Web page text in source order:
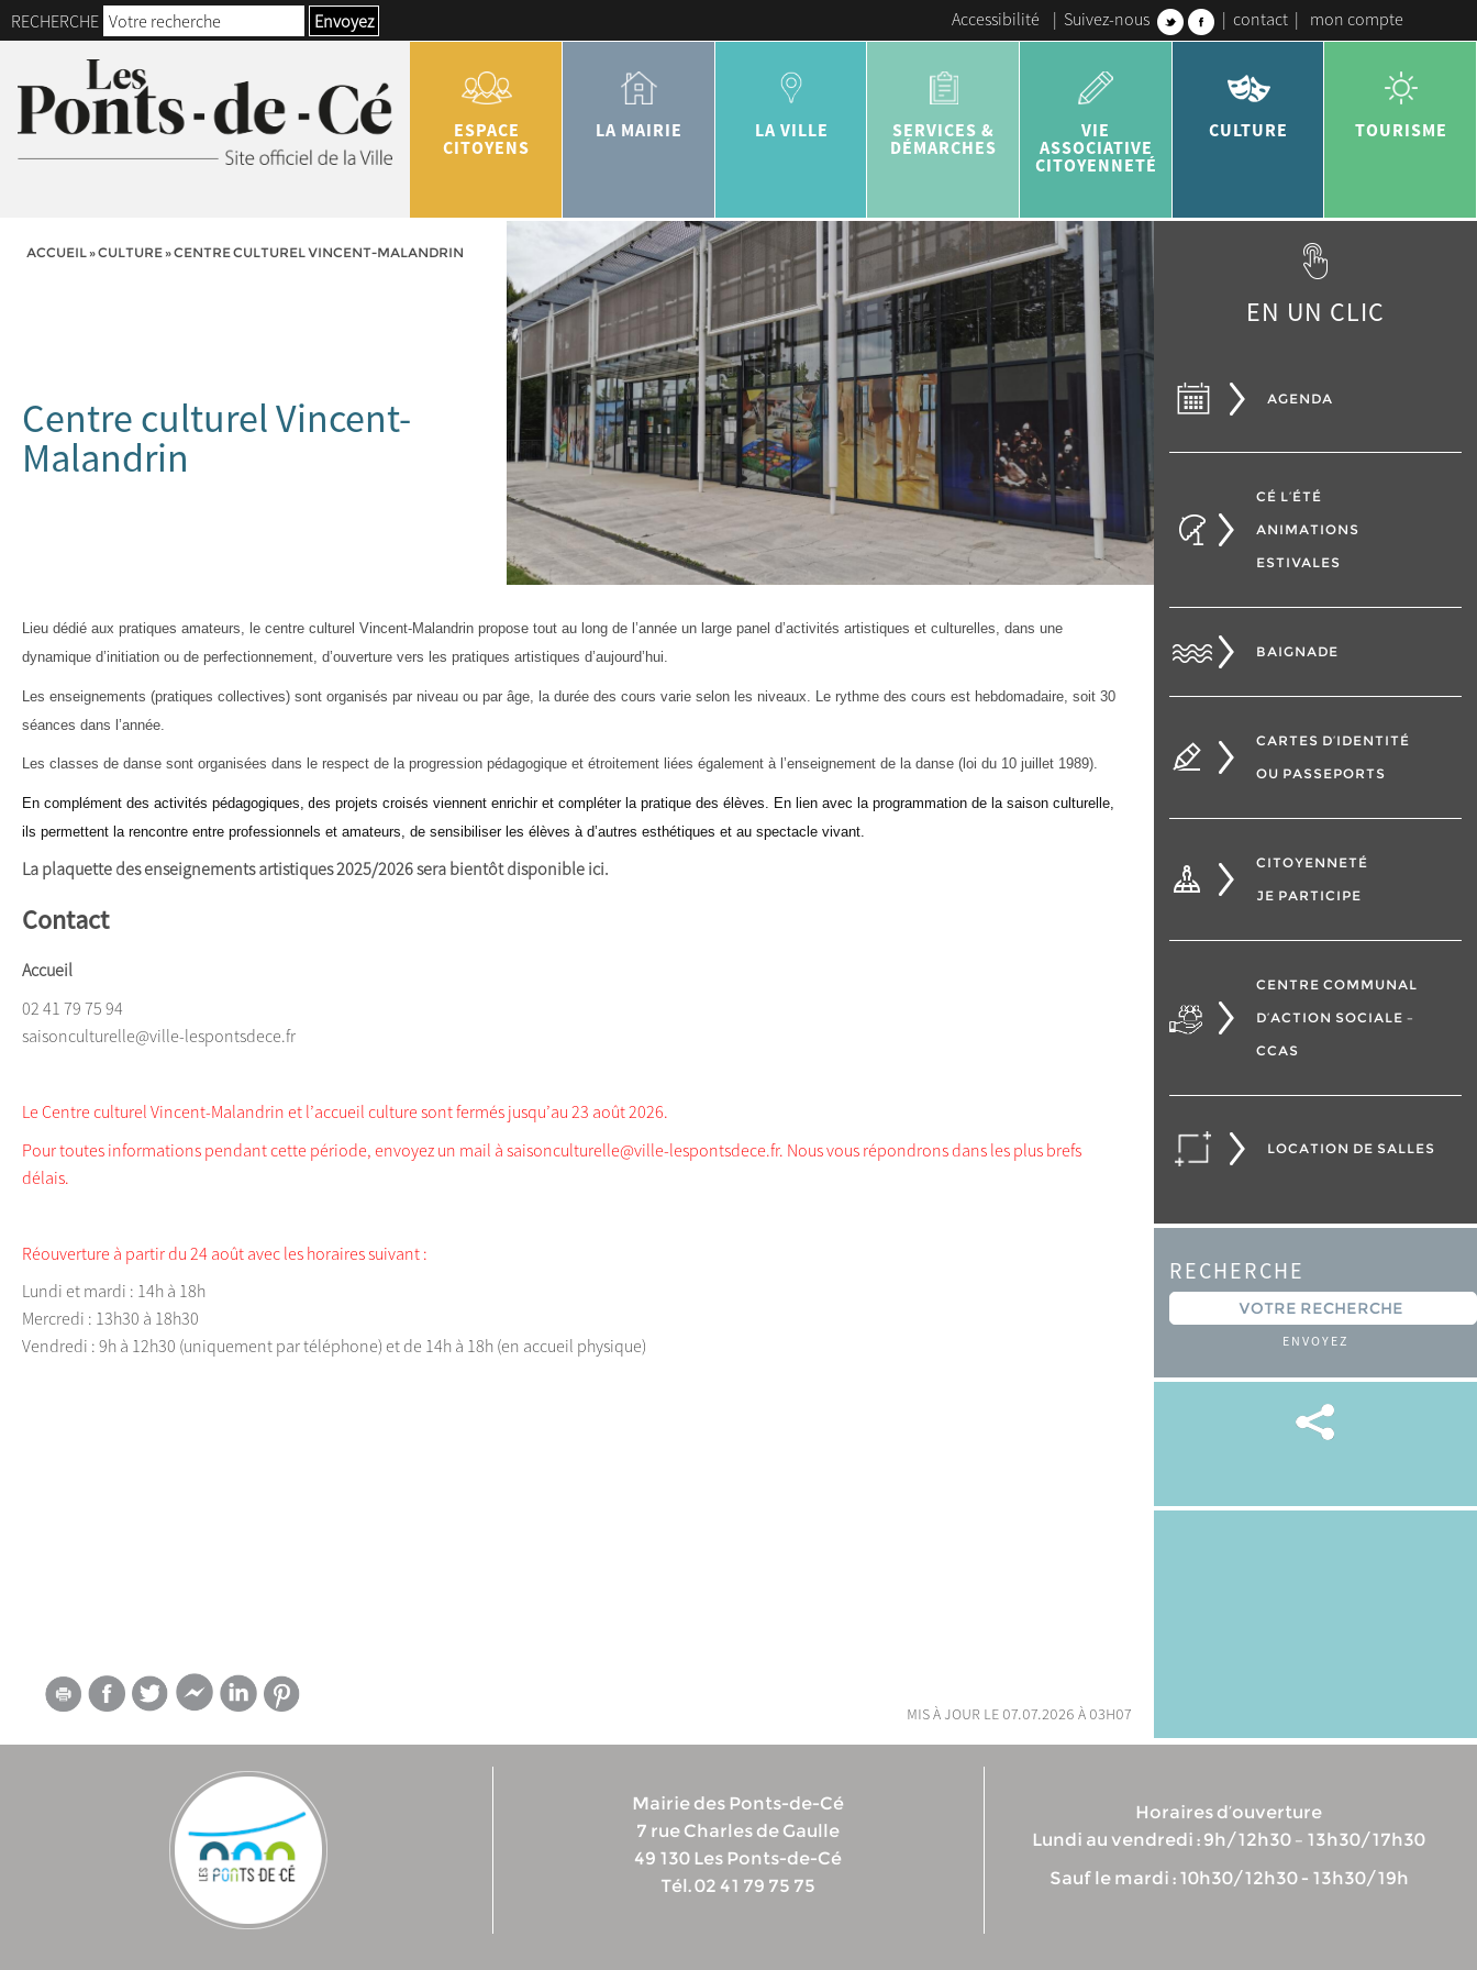
RECHERCHE Envoyez Accessibilité | Suivez-nous | contact | mon compte
ESPACE
CITOYENS
LA MAIRIE LA VILLE
SERVICES &
DÉMARCHES
VIE
ASSOCIATIVE
CITOYENNETÉ
CULTURE TOURISME
ACCUEIL»CULTURE»CENTRE CULTUREL VINCENT-MALANDRIN
Centre culturel Vincent-
Malandrin
Lieu dédié aux pratiques amateurs, le centre culturel Vincent-Malandrin propose tout au long de l’année un large panel d’activités artistiques et culturelles, dans une
dynamique d’initiation ou de perfectionnement, d’ouverture vers les pratiques artistiques d’aujourd’hui.
Les enseignements (pratiques collectives) sont organisés par niveau ou par âge, la durée des cours varie selon les niveaux. Le rythme des cours est hebdomadaire, soit 30
séances dans l’année.
Les classes de danse sont organisées dans le respect de la progression pédagogique et étroitement liées également à l’enseignement de la danse (loi du 10 juillet 1989).
En complément des activités pédagogiques, des projets croisés viennent enrichir et compléter la pratique des élèves. En lien avec la programmation de la saison culturelle,
ils permettent la rencontre entre professionnels et amateurs, de sensibiliser les élèves à d’autres esthétiques et au spectacle vivant.
La plaquette des enseignements artistiques 2025/2026 sera bientôt disponible ici.
Contact
Accueil
02 41 79 75 94
saisonculturelle@ville-lespontsdece.fr
Le Centre culturel Vincent-Malandrin et l’accueil culture sont fermés jusqu’au 23 août 2026.
Pour toutes informations pendant cette période, envoyez un mail à saisonculturelle@ville-lespontsdece.fr. Nous vous répondrons dans les plus brefs
délais.
Réouverture à partir du 24 août avec les horaires suivant :
Lundi et mardi : 14h à 18h
Mercredi : 13h30 à 18h30
Vendredi : 9h à 12h30 (uniquement par téléphone) et de 14h à 18h (en accueil physique)
mis à jour le 07.07.2026 à 03h07
EN UN CLIC
AGENDA
CÉ L’ÉTÉ
ANIMATIONS
ESTIVALES
BAIGNADE
CARTES D’IDENTITÉ
OU PASSEPORTS
CITOYENNETÉ
JE PARTICIPE
CENTRE COMMUNAL
D’ACTION SOCIALE –
CCAS
LOCATION DE SALLES
RECHERCHE
ENVOYEZ
Mairie des Ponts-de-Cé
7 rue Charles de Gaulle
49 130 Les Ponts-de-Cé
Tél. 02 41 79 75 75
Horaires d’ouverture
Lundi au vendredi : 9h/12h30 – 13h30/17h30
Sauf le mardi : 10h30/12h30 - 13h30/19h